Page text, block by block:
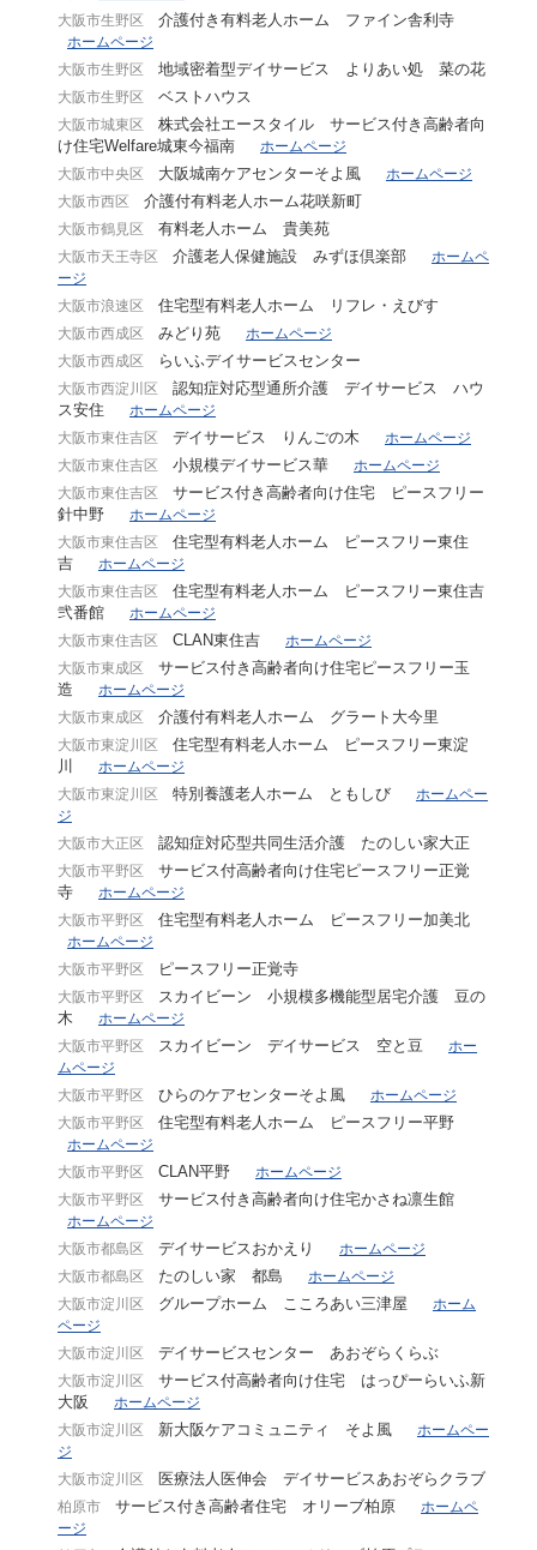
大阪市生野区
介護付き有料老人ホーム ファイン舎利寺
ホームページ
大阪市生野区
地域密着型デイサービス よりあい処 菜の花
大阪市生野区 ベストハウス
大阪市城東区
株式会社エースタイル サービス付き高齢者向
け住宅Welfare城東今福南
ホームページ
大阪市中央区
大阪城南ケアセンターそよ風
ホームページ
大阪市西区
介護付有料老人ホーム花咲新町
大阪市鶴見区 有料老人ホーム 貴美苑
大阪市天王寺区 介護老人保健施設 みずほ倶楽部
ホームペ
ージ
大阪市浪速区
住宅型有料老人ホーム リフレ・えびす
大阪市西成区 みどり苑
ホームページ
大阪市西成区
らいふデイサービスセンター
大阪市西淀川区
認知症対応型通所介護 デイサービス ハウ
ス安住
ホームページ
大阪市東住吉区
デイサービス りんごの木
ホームページ
大阪市東住吉区
小規模デイサービス華
ホームページ
大阪市東住吉区
サービス付き高齢者向け住宅 ピースフリー
針中野
ホームページ
大阪市東住吉区
住宅型有料老人ホーム ピースフリー東住
吉
ホームページ
大阪市東住吉区
住宅型有料老人ホーム ピースフリー東住吉
弐番館
ホームページ
大阪市東住吉区
CLAN東住吉
ホームページ
大阪市東成区
サービス付き高齢者向け住宅ピースフリー玉
造
ホームページ
大阪市東成区
介護付有料老人ホーム グラート大今里
大阪市東淀川区
住宅型有料老人ホーム ピースフリー東淀
川
ホームページ
大阪市東淀川区
特別養護老人ホーム ともしび
ホームペー
ジ
大阪市大正区
認知症対応型共同生活介護 たのしい家大正
大阪市平野区
サービス付高齢者向け住宅ピースフリー正覚
寺
ホームページ
大阪市平野区
住宅型有料老人ホーム ピースフリー加美北
ホームページ
大阪市平野区
ピースフリー正覚寺
大阪市平野区
スカイビーン 小規模多機能型居宅介護 豆の
木
ホームページ
大阪市平野区
スカイビーン デイサービス 空と豆
ホー
ムページ
大阪市平野区
ひらのケアセンターそよ風
ホームページ
大阪市平野区
住宅型有料老人ホーム ピースフリー平野
ホームページ
大阪市平野区
CLAN平野
ホームページ
大阪市平野区
サービス付き高齢者向け住宅かさね凛生館
ホームページ
大阪市都島区
デイサービスおかえり
ホームページ
大阪市都島区
たのしい家 都島
ホームページ
大阪市淀川区
グループホーム こころあい三津屋
ホーム
ページ
大阪市淀川区
デイサービスセンター あおぞらくらぶ
大阪市淀川区
サービス付高齢者向け住宅 はっぴーらいふ新
大阪
ホームページ
大阪市淀川区
新大阪ケアコミュニティ そよ風
ホームペー
ジ
大阪市淀川区
医療法人医伸会 デイサービスあおぞらクラブ
柏原市 サービス付き高齢者住宅 オリーブ柏原
ホームペ
ージ